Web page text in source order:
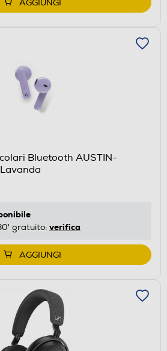
AGGIUNGI
Bluetooth AUSTIN-
gratuito: verifica
AGGIUNGI